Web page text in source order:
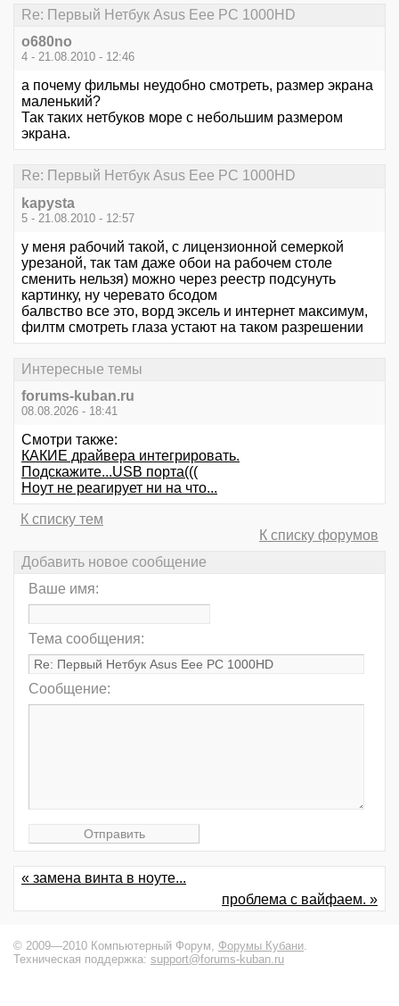
Re: Первый Нетбук Asus Eee PC 1000HD
o680no
4 - 21.08.2010 - 12:46
а почему фильмы неудобно смотреть, размер экрана
маленький?
Так таких нетбуков море с небольшим размером
экрана.
Re: Первый Нетбук Asus Eee PC 1000HD
kapysta
5 - 21.08.2010 - 12:57
у меня рабочий такой, с лицензионной семеркой
урезаной, так там даже обои на рабочем столе
сменить нельзя) можно через реестр подсунуть
картинку, ну черевато бсодом
балвство все это, ворд эксель и интернет максимум,
филтм смотреть глаза устают на таком разрешении
Интересные темы
forums-kuban.ru
08.08.2026 - 18:41
Смотри также:
КАКИЕ драйвера интегрировать.
Подскажите...USB порта(((
Ноут не реагирует ни на что...
К списку тем
К списку форумов
Добавить новое сообщение
Ваше имя:
Тема сообщения:
Сообщение:
« замена винта в ноуте...
проблема с вайфаем. »
© 2009—2010 Компьютерный Форум, Форумы Кубани.
Техническая поддержка: support@forums-kuban.ru